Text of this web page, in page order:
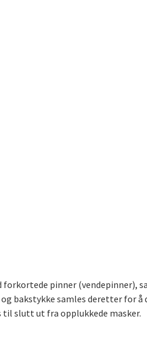
pinner (vendepinner),
bakstykke samles deretter for
slutt ut fra opplukkede masker.